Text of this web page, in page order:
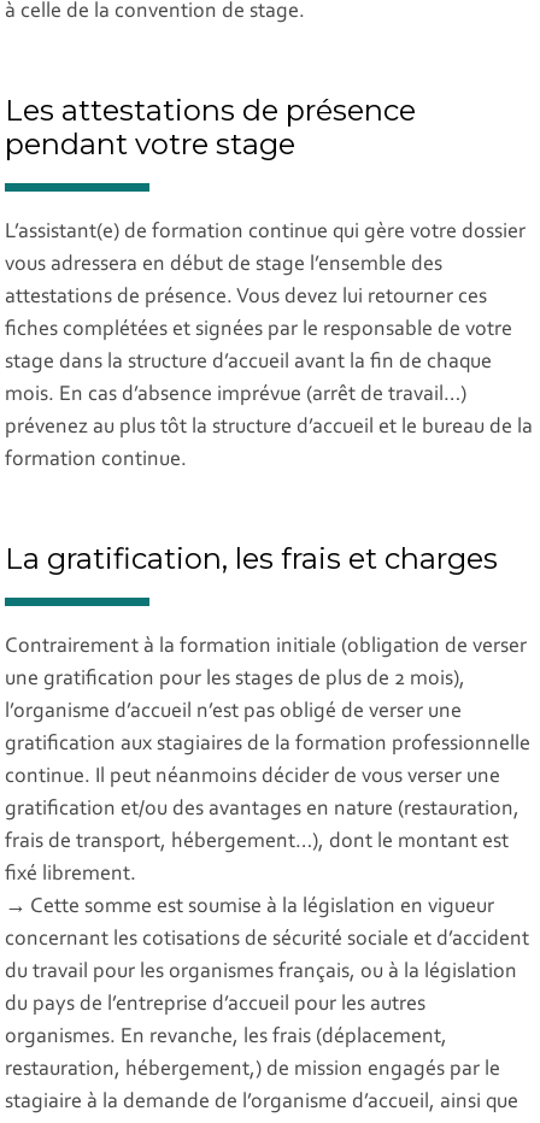
à celle de la convention de stage.
Les attestations de présence
pendant votre stage
L’assistant(e) de formation continue qui gère votre dossier
vous adressera en début de stage l’ensemble des
attestations de présence. Vous devez lui retourner ces
fiches complétées et signées par le responsable de votre
stage dans la structure d’accueil avant la fin de chaque
mois. En cas d’absence imprévue (arrêt de travail…)
prévenez au plus tôt la structure d’accueil et le bureau de la
formation continue.
La gratification, les frais et charges
Contrairement à la formation initiale (obligation de verser
une gratification pour les stages de plus de 2 mois),
l’organisme d’accueil n’est pas obligé de verser une
gratification aux stagiaires de la formation professionnelle
continue. Il peut néanmoins décider de vous verser une
gratification et/ou des avantages en nature (restauration,
frais de transport, hébergement…), dont le montant est
fixé librement.
→ Cette somme est soumise à la législation en vigueur
concernant les cotisations de sécurité sociale et d’accident
du travail pour les organismes français, ou à la législation
du pays de l’entreprise d’accueil pour les autres
organismes. En revanche, les frais (déplacement,
restauration, hébergement,) de mission engagés par le
stagiaire à la demande de l’organisme d’accueil, ainsi que